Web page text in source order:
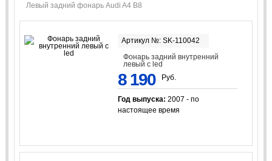
Левый задний фонарь Audi A4 B8
Артикул №: SK-110042
Фонарь задний внутренний
левый с led
8 190 Руб.
Год выпуска: 2007 - по
настоящее время